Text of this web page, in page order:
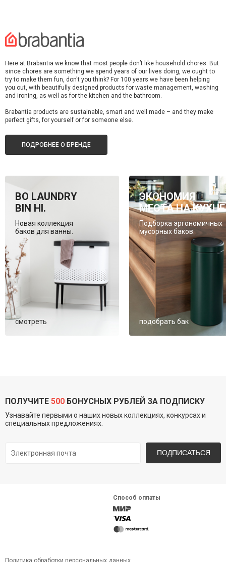
Here at Brabantia we know that most people don’t like household chores. But
since chores are something we spend years of our lives doing, we ought to
try to make them fun, don't you think? For 100 years we have been helping
you out, with beautifully designed products for waste management, washing
and ironing, as well as for the kitchen and the bathroom.
Brabantia products are sustainable, smart and well made – and they make
perfect gifts, for yourself or for someone else.
ПОДРОБНЕЕ О БРЕНДЕ
BO LAUNDRY
BIN HI.
Новая коллекция
баков для ванны.
смотреть
ЭКОНОМИЯ
МЕСТА НА
Подборка эргономичных
мусорных баков.
подобрать бак
ПОЛУЧИТЕ 500 БОНУСНЫХ РУБЛЕЙ ЗА ПОДПИСКУ
Узнавайте первыми о наших новых коллекциях, конкурсах и
специальных предложениях.
ПОДПИСАТЬСЯ
Способ оплаты